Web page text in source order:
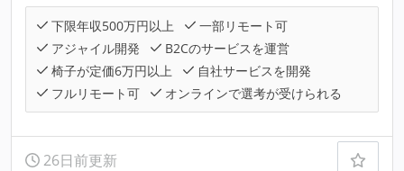
下限年収500万円以上
一部リモート可
アジャイル開発
B2Cのサービスを運営
椅子が定価6万円以上
自社サービスを開発
フルリモート可
オンラインで選考が受けられる
26日前更新